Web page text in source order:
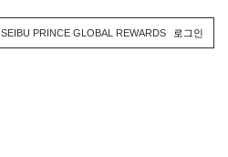
SEIBU PRINCE GLOBAL REWARDS 로그인